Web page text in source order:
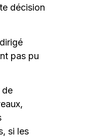
décision
pas pu
de
si les